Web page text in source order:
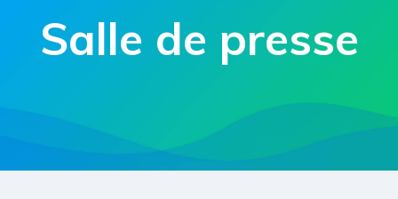
Salle de presse